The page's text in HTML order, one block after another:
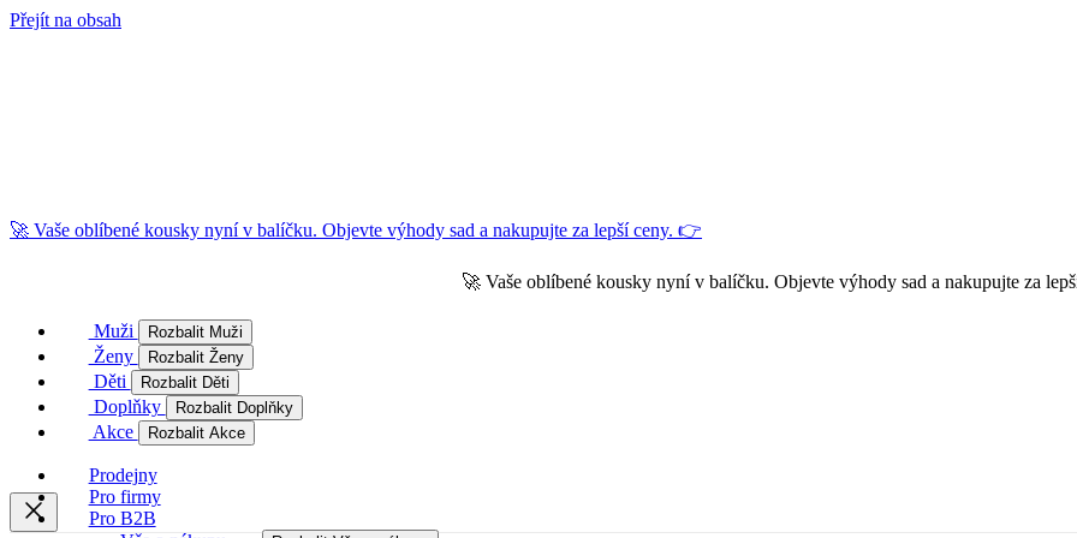
Přejít na obsah
🚀 Vaše oblíbené kousky nyní v balíčku. Objevte výhody sad a nakupujte za lepší ceny. 👉
🚀 Vaše oblíbené kousky nyní v balíčku. Objevte výhody sad a nakupujte za
Muži Rozbalit Muži
Ženy Rozbalit Ženy
Děti Rozbalit Děti
Doplňky Rozbalit Doplňky
Akce Rozbalit Akce
Prodejny
Pro firmy
Pro B2B